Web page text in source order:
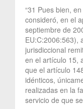
“31 Pues bien,
consideró, en el
septiembre de
EU:C:2006:563),
jurisdiccional
en el artículo 15,
que el artículo
idénticos,
realizadas en la
servicio de que